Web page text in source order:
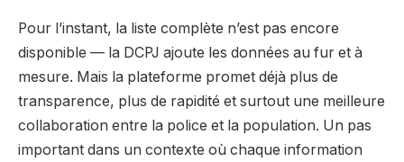
Pour l’instant, la liste complète n’est pas encore
disponible — la DCPJ ajoute les données au fur et à
mesure. Mais la plateforme promet déjà plus de
transparence, plus de rapidité et surtout une meilleure
collaboration entre la police et la population. Un pas
important dans un contexte où chaque information